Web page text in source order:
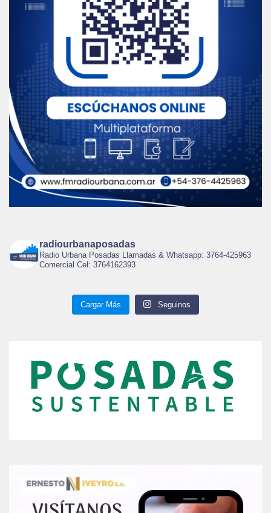
radiourbanaposadas
Radio Urbana Posadas Llamadas & Whatsapp: 3764-425963
Comercial Cel: 3764162393
Cargar Más Seguinos